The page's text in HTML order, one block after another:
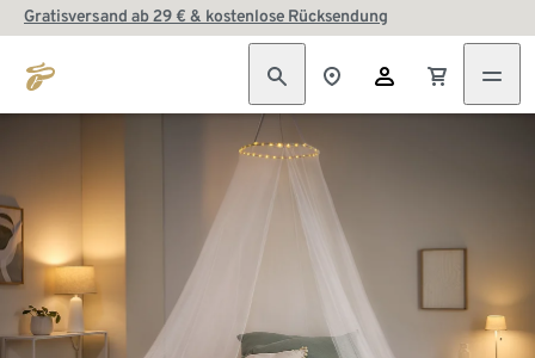
Gratisversand ab 29 € & kostenlose Rücksendung